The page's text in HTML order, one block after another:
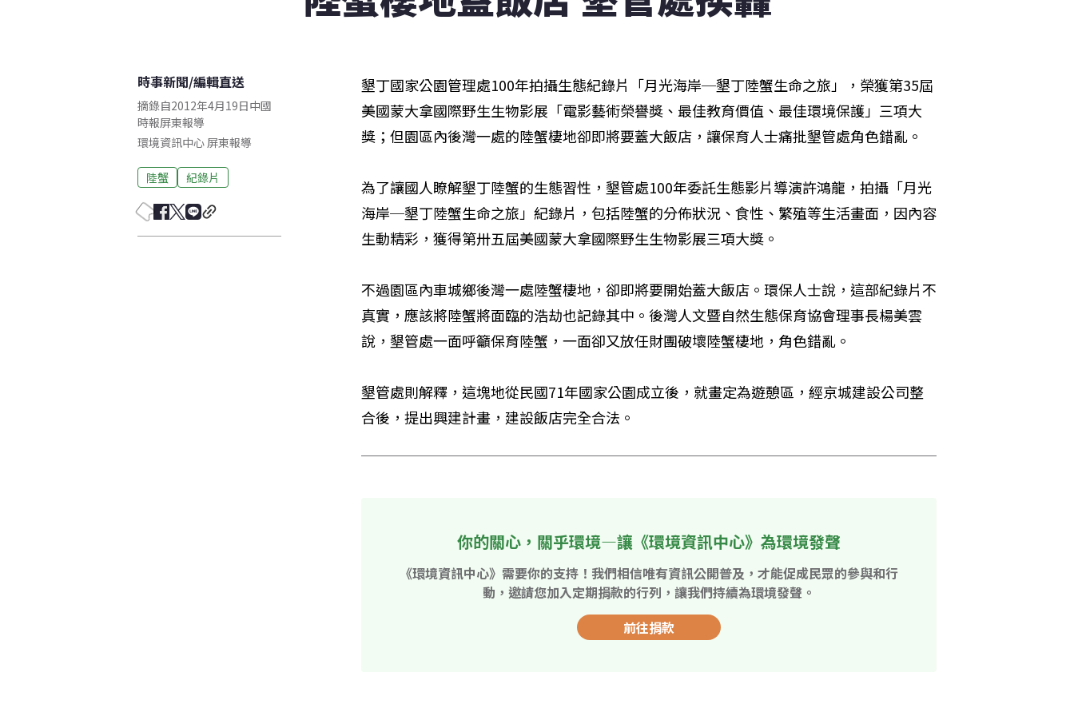
時事新聞/編輯直送
摘錄自2012年4月19日中國
時報屏東報導
環境資訊中心屏東報導
陸蟹 紀錄片
墾丁國家公園管理處100年拍攝生態紀錄片「月光海岸─墾丁陸蟹生命之旅」，榮獲第35屆
美國蒙大拿國際野生生物影展「電影藝術榮譽獎、最佳教育價值、最佳環境保護」三項大
獎；但園區內後灣一處的陸蟹棲地卻即將要蓋大飯店，讓保育人士痛批墾管處角色錯亂。
為了讓國人瞭解墾丁陸蟹的生態習性，墾管處100年委託生態影片導演許鴻龍，拍攝「月光
海岸─墾丁陸蟹生命之旅」紀錄片，包括陸蟹的分佈狀況、食性、繁殖等生活畫面，因內容
生動精彩，獲得第卅五屆美國蒙大拿國際野生生物影展三項大獎。
不過園區內車城鄉後灣一處陸蟹棲地，卻即將要開始蓋大飯店。環保人士說，這部紀錄片不
真實，應該將陸蟹將面臨的浩劫也記錄其中。後灣人文暨自然生態保育協會理事長楊美雲
說，墾管處一面呼籲保育陸蟹，一面卻又放任財團破壞陸蟹棲地，角色錯亂。
墾管處則解釋，這塊地從民國71年國家公園成立後，就畫定為遊憩區，經京城建設公司整
合後，提出興建計畫，建設飯店完全合法。
你的關心，關乎環境—讓《環境資訊中心》為環境發聲
《環境資訊中心》需要你的支持！我們相信唯有資訊公開普及，才能促成民眾的參與和行
動，邀請您加入定期捐款的行列，讓我們持續為環境發聲。
前往捐款